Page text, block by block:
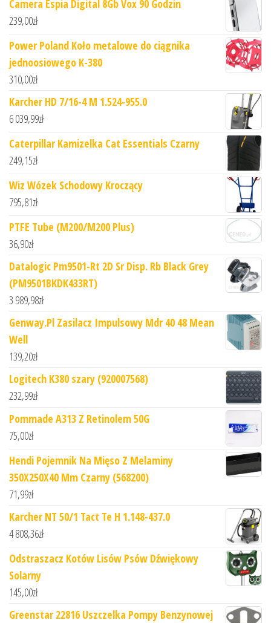
Camera Espia Digital 8Gb Vox 90 Godzin
239,00zł
Power Poland Koło metalowe do ciągnika
jednoosiowego K-380
310,00zł
Karcher HD 7/16-4 M 1.524-955.0
6 039,99zł
Caterpillar Kamizelka Cat Essentials Czarny
249,15zł
Wiz Wózek Schodowy Kroczący
795,81zł
PTFE Tube (M200/M200 Plus)
36,90zł
Datalogic Pm9501-Rt 2D Sr Disp. Rb Black Grey
(PM9501BKDK433RT)
3 989,98zł
Genway.Pl Zasilacz Impulsowy Mdr 40 48 Mean
Well
139,20zł
Logitech K380 szary (920007568)
232,99zł
Pommade A313 Z Retinolem 50G
75,00zł
Hendi Pojemnik Na Mięso Z Melaminy
350X250X40 Mm Czarny (568200)
71,99zł
Karcher NT 50/1 Tact Te H 1.148-437.0
4 808,36zł
Odstraszacz Kotów Lisów Psów Dźwiękowy
Solarny
145,00zł
Greenstar 22816 Uszczelka Pompy Benzynowej